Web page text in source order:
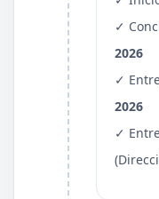
✓
2026
✓
2026
✓